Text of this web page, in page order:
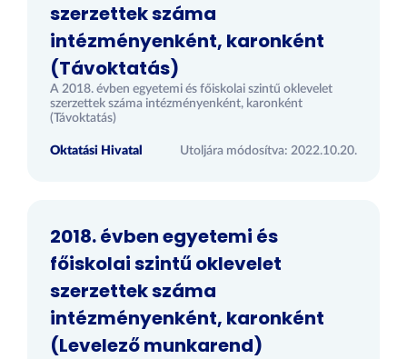
szerzettek száma
intézményenként, karonként
(Távoktatás)
A 2018. évben egyetemi és főiskolai szintű oklevelet
szerzettek száma intézményenként, karonként
(Távoktatás)
Oktatási Hivatal Utoljára módosítva: 2022.10.20.
2018. évben egyetemi és
főiskolai szintű oklevelet
szerzettek száma
intézményenként, karonként
(Levelező munkarend)